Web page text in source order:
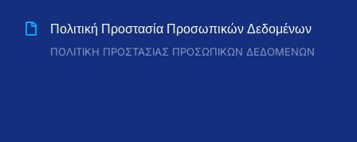
Πολιτική Προστασία Προσωπικών Δεδομένων
ΠΟΛΙΤΙΚΗ ΠΡΟΣΤΑΣΙΑΣ ΠΡΟΣΩΠΙΚΩΝ ΔΕΔΟΜΕΝΩΝ